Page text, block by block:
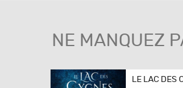
NE MANQUEZ
LE LAC DES